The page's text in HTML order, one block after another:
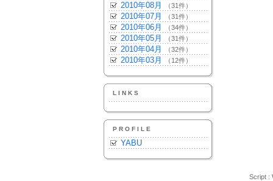
2010年08月 （31件）
2010年07月 （31件）
2010年06月 （34件）
2010年05月 （31件）
2010年04月 （32件）
2010年03月 （12件）
LINKS
PROFILE
YABU
Script :